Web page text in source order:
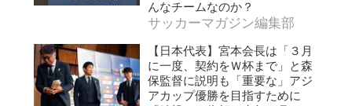
んなチームなのか？
サッカーマガジン編集部
【日本代表】宮本会長は「３月
に一度、契約をＷ杯まで」と森
保監督に説明も「重要な」アジ
アカップ優勝を目指すために